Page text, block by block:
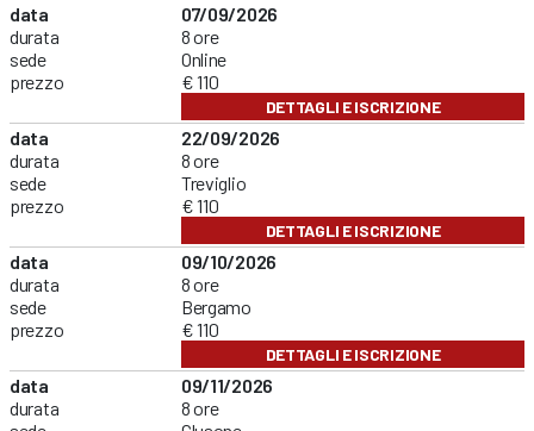
data
durata
sede
prezzo
07/09/2026
8 ore
Online
€ 110
DETTAGLI E ISCRIZIONE
data
durata
sede
prezzo
22/09/2026
8 ore
Treviglio
€ 110
DETTAGLI E ISCRIZIONE
data
durata
sede
prezzo
09/10/2026
8 ore
Bergamo
€ 110
DETTAGLI E ISCRIZIONE
data
durata
09/11/2026
8 ore